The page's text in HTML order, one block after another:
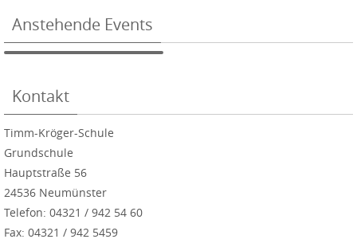
Anstehende Events
Kontakt
Timm-Kröger-Schule
Grundschule
Hauptstraße 56
24536 Neumünster
Telefon: 04321 / 942 54 60
Fax: 04321 / 942 5459